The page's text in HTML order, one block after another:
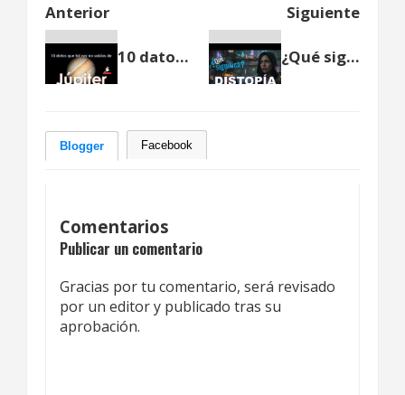
Anterior Siguiente
10 datos que tal vez no sabías de Júpiter ¿Qué significa distopía?
Blogger Facebook
Comentarios
Publicar un comentario
Gracias por tu comentario, será revisado
por un editor y publicado tras su
aprobación.